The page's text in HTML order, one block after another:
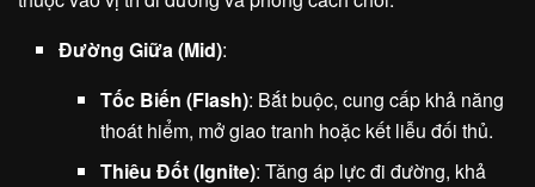
Đường Giữa (Mid):
Tốc Biến (Flash): Bắt buộc, cung cấp khả năng
thoát hiểm, mở giao tranh hoặc kết liễu đối thủ.
Thiêu Đốt (Ignite): Tăng áp lực đi đường, khả